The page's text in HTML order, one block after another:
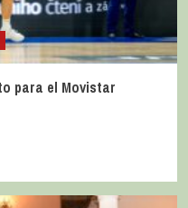
para el Movistar